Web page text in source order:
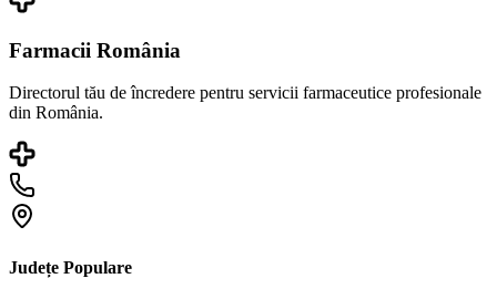
Farmacii România
Directorul tău de încredere pentru servicii farmaceutice profesionale
din România.
Județe Populare